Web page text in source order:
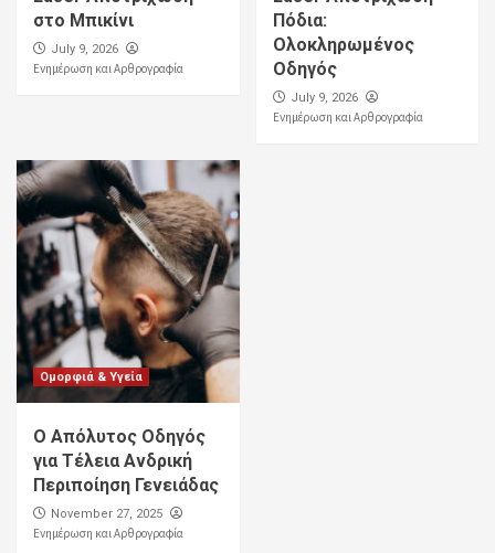
στο Μπικίνι
July 9, 2026
Ενημέρωση και Αρθρογραφία
Πόδια:
Ολοκληρωμένος
Οδηγός
July 9, 2026
Ενημέρωση και Αρθρογραφία
Ομορφιά & Υγεία
Ο Απόλυτος Οδηγός
για Τέλεια Ανδρική
Περιποίηση Γενειάδας
November 27, 2025
Ενημέρωση και Αρθρογραφία